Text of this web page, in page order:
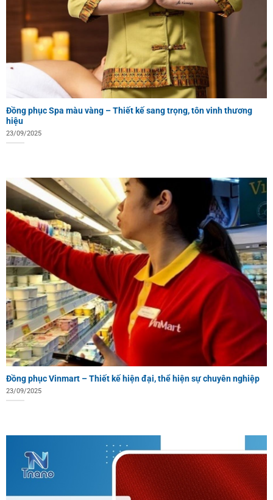
Đồng phục Spa màu vàng – Thiết kế sang trọng, tôn vinh thương
hiệu
23/09/2025
Đồng phục Vinmart – Thiết kế hiện đại, thể hiện sự chuyên nghiệp
23/09/2025